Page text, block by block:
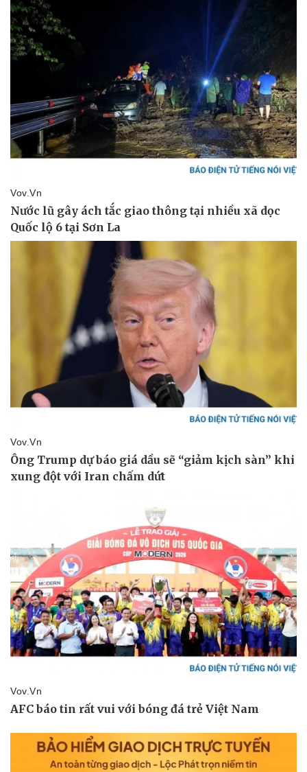
Pháp luật
Vụ án
Tin nóng
Tư vấn luật
Quân sự - Quốc phòng
Vũ khí
Việt Nam
Phân tích